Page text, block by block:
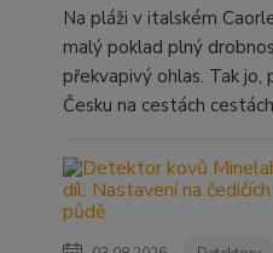
Na pláži v italském
malý poklad plný
překvapivý ohlas. Tak jo,
Česku na cestách